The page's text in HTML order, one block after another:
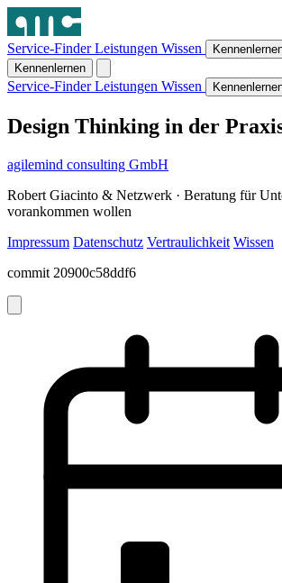
Service-FinderLeistungen Wissen
Kennenlernen
Service-FinderLeistungen Wissen
Design Thinking in der
agilemind consulting GmbH
Robert Giacinto & Netzwerk · Beratung für
vorankommen wollen
Impressum Datenschutz Vertraulichkeit Wissen
commit 20900c58ddf6